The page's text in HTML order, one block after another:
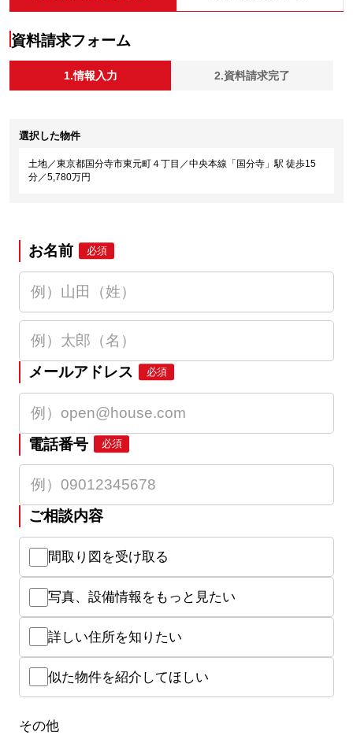
資料請求フォーム
1.情報入力 2.資料請求完了
選択した物件
土地／東京都国分寺市東元町４丁目／中央本線「国分寺」駅 徒歩15
分／5,780万円
お名前 必須
メールアドレス 必須
電話番号 必須
ご相談内容
間取り図を受け取る
写真、設備情報をもっと見たい
詳しい住所を知りたい
似た物件を紹介してほしい
その他